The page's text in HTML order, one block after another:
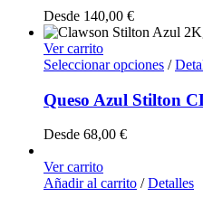
Desde 140,00 €
Ver carrito
Seleccionar opciones /
Queso Azul Stilton
Desde 68,00 €
Ver carrito
Añadir al carrito / Detalles